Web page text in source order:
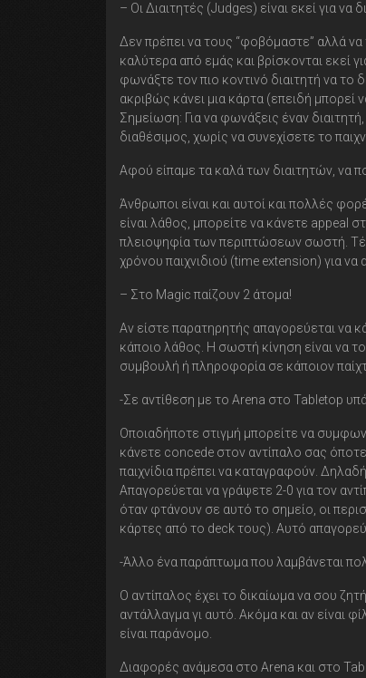
– Οι Διαιτητές (Judges) είναι εκεί για
Δεν πρέπει να τους “φοβόμαστε” αλλά
καλύτερα από εμάς και βρίσκονται εκεί
φωνάξτε τον πιο κοντινό διαιτητή να το
ακριβώς κάνει μια κάρτα (επειδή μπορεί
Σημείωση: Για να φωνάξεις έναν
διαθέσιμος, χωρίς να συνεχίσετε το
Αφού είπαμε τα καλά των διαιτητών, να
Άνθρωποι είναι και αυτοί και πολλές
είναι λάθος, μπορείτε να κάνετε appeal
πλειοψηφία των περιπτώσεων σωστή.
χρόνου παιχνιδιού (time extension) για να
– Στο Magic παίζουν 2 άτομα!
Αν είστε παρατηρητής απαγορεύεται να
κάποιο λάθος. Η σωστή κίνηση είναι να
συμβουλή ή πληροφορία σε κάποιον
-Σε αντίθεση με το Arena στο Tabletop
Οποιαδήποτε στιγμή μπορείτε να
κάνετε concede στον αντίπαλο σας όποτε
παιχνίδια πρέπει να καταγραφούν.
Απαγορεύεται να γράψετε 2-0 για τον
όταν φτάνουν σε αυτό το σημείο, οι
κάρτες από το deck τους). Αυτό
-Άλλο ένα παράπτωμα που λαμβάνεται
Ο αντίπαλος έχει το δικαίωμα να σου
αντάλλαγμα γι αυτό. Ακόμα και αν είναι
είναι παράνομο.
Διαφορές ανάμεσα στο Arena και στο